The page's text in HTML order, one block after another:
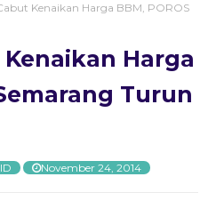
Kenaikan Harga BBM, POROS
Harga
Turun
November 24, 2014